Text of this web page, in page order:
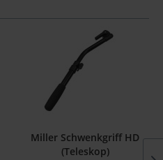
Miller Schwenkgriff HD
(Teleskop)